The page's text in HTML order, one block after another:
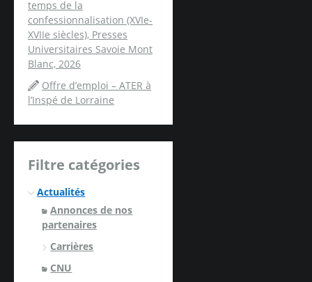
temps de la
confessionnalisation (XVIe-
XVIIe siècles), Presses
Universitaires Savoie Mont
Blanc, 2026
Offre d’emploi – ATER à
l’Inspé de Lorraine
Filtre catégories
Actualités
Annonces de nos
partenaires
Carrières
CNU